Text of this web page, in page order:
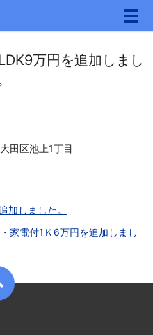
メ
万円を追加しまし
区池上1丁目
加しました。
家電付1Ｋ6万円を追加しまし